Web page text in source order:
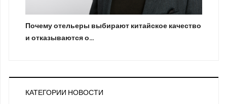
Почему отельеры выбирают китайское качество
и отказываются о…
КАТЕГОРИИ НОВОСТИ